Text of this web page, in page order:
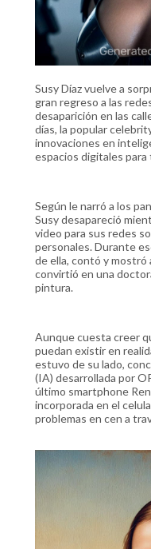
Susy Díaz vuelve a
gran regreso a las
desaparición en las
días, la popular
innovaciones en
espacios digitales
Según le narró a los
Susy desapareció
video para sus redes
personales. Durante
de ella, contó y
convirtió en una
pintura.
Aunque cuesta creer
puedan existir en
estuvo de su lado,
(IA) desarrollada por
último smartphone
incorporada en el
problemas en cen a